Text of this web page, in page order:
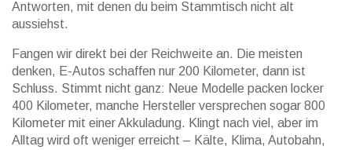
Antworten, mit denen du beim Stammtisch nicht alt
aussiehst.
Fangen wir direkt bei der Reichweite an. Die meisten
denken, E-Autos schaffen nur 200 Kilometer, dann ist
Schluss. Stimmt nicht ganz: Neue Modelle packen locker
400 Kilometer, manche Hersteller versprechen sogar 800
Kilometer mit einer Akkuladung. Klingt nach viel, aber im
Alltag wird oft weniger erreicht – Kälte, Klima, Autobahn,